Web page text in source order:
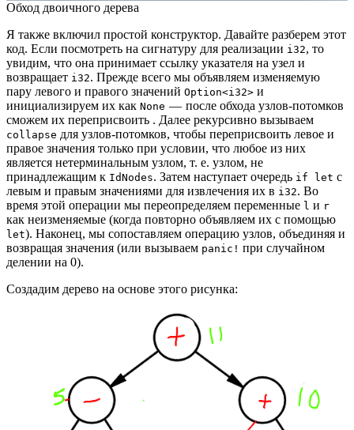
Обход двоичного дерева
Я также включил простой конструктор. Давайте разберем этот
код. Если посмотреть на сигнатуру для реализации i32, то
увидим, что она принимает ссылку указателя на узел и
возвращает i32. Прежде всего мы объявляем изменяемую
пару левого и правого значений Option<i32> и
инициализируем их как None — после обхода узлов-потомков
сможем их переприсвоить . Далее рекурсивно вызываем
collapse для узлов-потомков, чтобы переприсвоить левое и
правое значения только при условии, что любое из них
является нетерминальным узлом, т. е. узлом, не
принадлежащим к IdNodes. Затем наступает очередь if let с
левым и правым значениями для извлечения их в i32. Во
время этой операции мы переопределяем переменные l и r
как неизменяемые (когда повторно объявляем их с помощью
let). Наконец, мы сопоставляем операцию узлов, объединяя и
возвращая значения (или вызываем panic! при случайном
делении на 0).
Создадим дерево на основе этого рисунка: